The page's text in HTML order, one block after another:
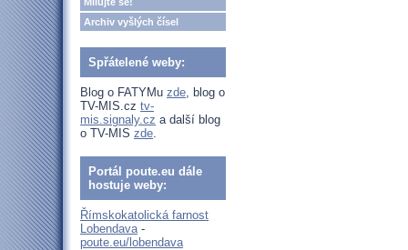
Archiv vyšlých čísel
Spřátelené weby:
Blog o FATYMu zde, blog o
TV-MIS.cz tv-
mis.signaly.cz a další blog
o TV-MIS zde.
Portál poute.eu dále
hostuje weby:
Římskokatolická farnost
Lobendava-
poute.eu/lobendava